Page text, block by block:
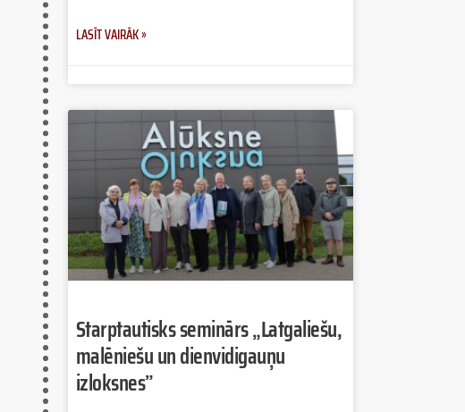
LASĪT VAIRĀK »
Starptautisks seminārs „Latgaliešu,
malēniešu un dienvidigauņu
izloksnes”